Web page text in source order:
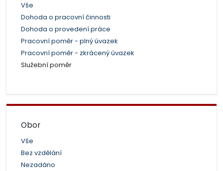
Vše
Dohoda o pracovní činnosti
Dohoda o provedení práce
Pracovní poměr - plný úvazek
Pracovní poměr - zkrácený úvazek
Služební poměr
Obor
Vše
Bez vzdělání
Nezadáno